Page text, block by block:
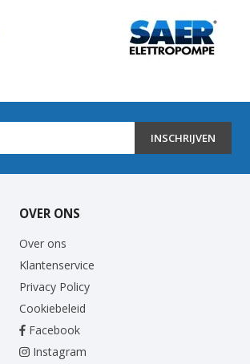
INSCHRIJVEN
OVER ONS
Over ons
Klantenservice
Privacy Policy
Cookiebeleid
Facebook
Instagram